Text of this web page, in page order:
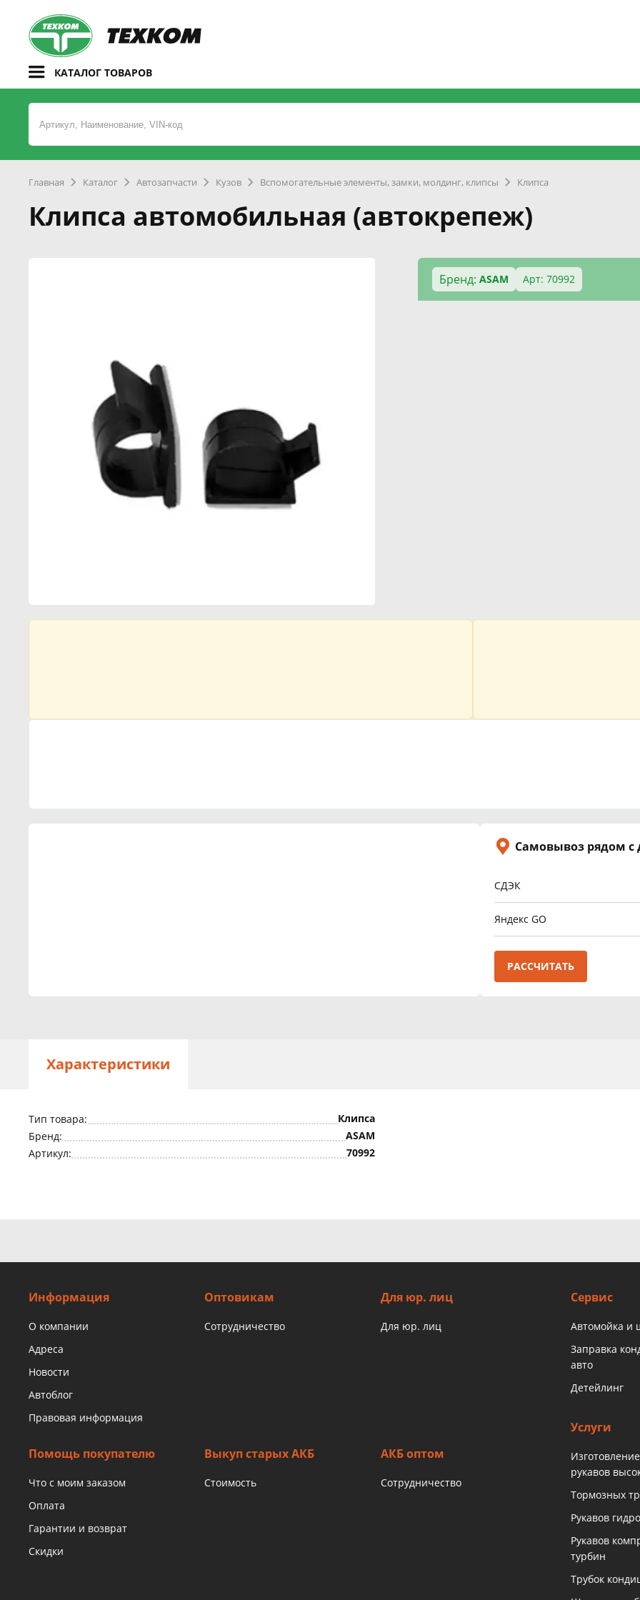
КАТАЛОГ ТОВАРОВ
Главная Каталог Автозапчасти Кузов Вспомогательные элементы, замки, молдинг, клипсы Клипса
Клипса автомобильная (автокрепеж)
Бренд: ASAM Арт: 70992
Самовывоз рядом
СДЭК
Яндекс GO
РАССЧИТАТЬ
Характеристики
Тип товара:
Клипса
Бренд:
ASAM
Артикул:
70992
Информация
О компании
Адреса
Новости
Автоблог
Правовая информация
Оптовикам
Сотрудничество
Для юр. лиц
Для юр. лиц
Помощь покупателю
Что с моим заказом
Оплата
Гарантии и возврат
Скидки
Выкуп старых АКБ
Стоимость
АКБ оптом
Сотрудничество
Сервис
Автомойка и
Заправка
авто
Детейлинг
Услуги
рукавов
Тормозных
Рукавов
Рукавов
турбин
Трубок